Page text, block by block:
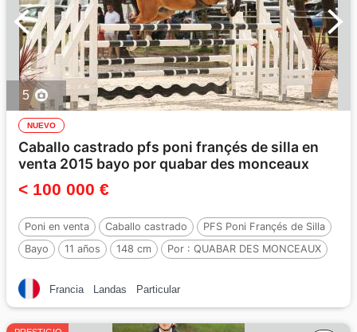
5
NUEVO
Caballo castrado pfs poni françés de silla en
venta 2015 bayo por quabar des monceaux
< 100 000 €
Poni en venta Caballo castrado
PFS Poni Françés de Silla
Bayo
11 años 148 cm Por : QUABAR DES MONCEAUX
Francia Landas Particular